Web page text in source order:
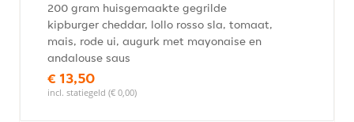
200 gram huisgemaakte gegrilde
kipburger cheddar, lollo rosso sla, tomaat,
mais, rode ui, augurk met mayonaise en
andalouse saus
€ 13,50
incl. statiegeld (€ 0,00)